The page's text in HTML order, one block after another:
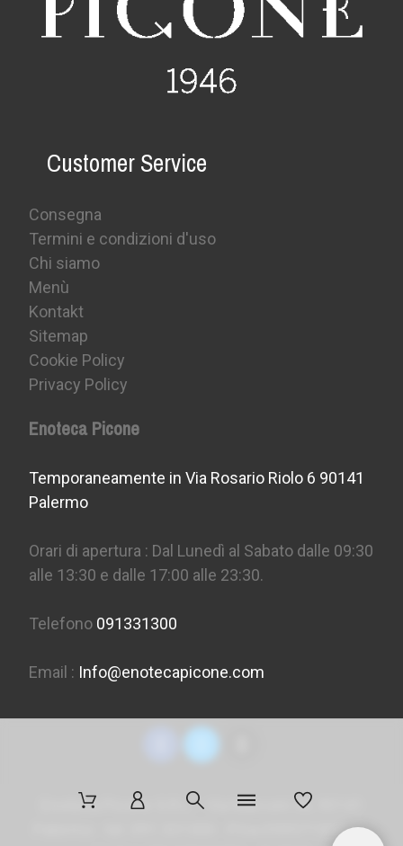
Customer Service
Consegna
Termini e condizioni d'uso
Chi siamo
Menù
Kontakt
Sitemap
Cookie Policy
Privacy Policy
Enoteca Picone
Temporaneamente in Via Rosario Riolo 6 90141
Palermo
Orari di apertura : Dal Lunedì al Sabato dalle 09:30
alle 13:30 e dalle 17:00 alle 23:30.
Telefono 091331300
Email : Info@enotecapicone.com
Enoteca Picone S.R.L. - Via Marconi 36, 90141
Palermo - tel. 091 331300 - P.Iva 05957150823 -